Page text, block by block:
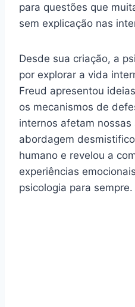
para questões que
sem explicação nas
Desde sua criação, a
por explorar a vida
Freud apresentou
os mecanismos de
internos afetam nossas
abordagem
humano e revelou a
experiências
psicologia para sempre.